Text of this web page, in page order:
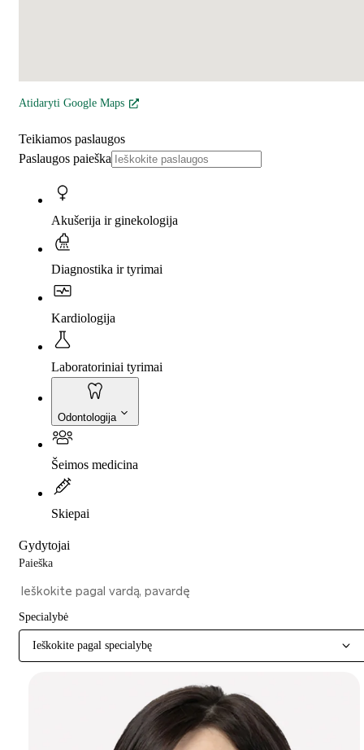
Atidaryti Google Maps
Teikiamos paslaugos
Paslaugos paieška
Akušerija ir ginekologija
Diagnostika ir tyrimai
Kardiologija
Laboratoriniai tyrimai
Odontologija
Šeimos medicina
Skiepai
Gydytojai
Paieška
Specialybė
Ieškokite pagal specialybę